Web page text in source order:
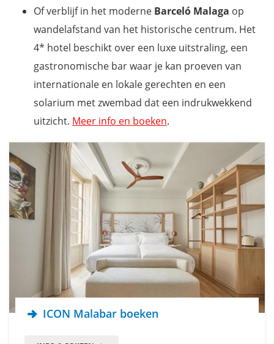
Of verblijf in het moderne Barceló Malaga op
wandelafstand van het historische centrum. Het
4* hotel beschikt over een luxe uitstraling, een
gastronomische bar waar je kan proeven van
internationale en lokale gerechten en een
solarium met zwembad dat een indrukwekkend
uitzicht. Meer info en boeken.
ICON Malabar boeken